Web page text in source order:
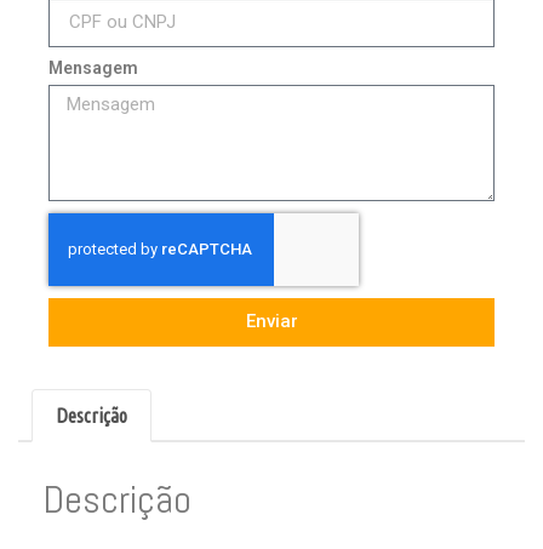
Mensagem
Enviar
Descrição
Descrição